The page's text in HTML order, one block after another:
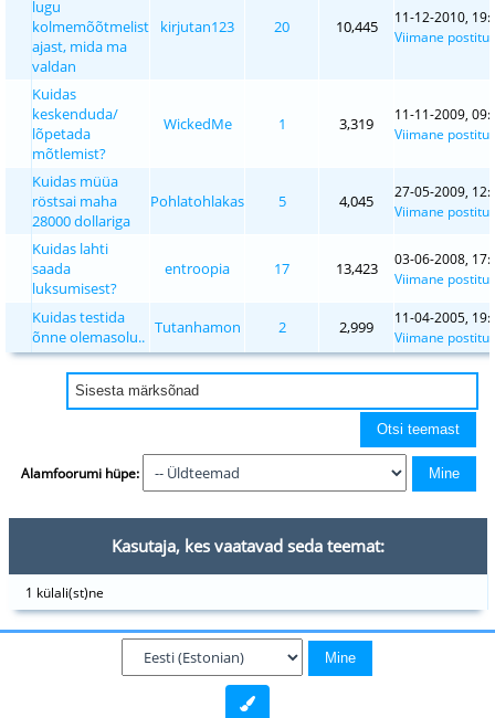
lugu
kolmemõõtmelist
ajast, mida ma
valdan
kirjutan123 20 10,445
11-12-2010,
Viimane postitus
Kuidas
keskenduda/
lõpetada
mõtlemist?
WickedMe 1 3,319
11-11-2009,
Viimane postitus
Kuidas müüa
röstsai maha
28000 dollariga
Pohlatohlakas 5 4,045
27-05-2009,
Viimane postitus
Kuidas lahti
saada
luksumisest?
entroopia 17 13,423
03-06-2008,
Viimane postitus
Kuidas testida
õnne olemasolu.. Tutanhamon 2 2,999
11-04-2005,
Viimane postitus
Alamfoorumi hüpe:
Kasutaja, kes vaatavad seda teemat:
1 külali(st)ne